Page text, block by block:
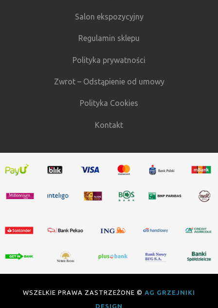
Salon ekspozycyjny
Regulamin sklepu
Polityka prywatności
Zwrot – Odstąpienie od umowy
Polityka Cookies
Kontakt
WSZELKIE PRAWA ZASTRZEŻONE © AG GRZEJNIKI
DESIGN